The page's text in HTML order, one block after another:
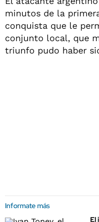
minutos de la
conquista que le
conjunto local, que
triunfo pudo haber
Informate más
El